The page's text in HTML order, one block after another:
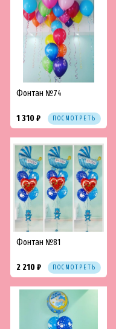
Фонтан №74
1 310 ₽ ПОСМОТРЕТЬ
Фонтан №81
2 210 ₽ ПОСМОТРЕТЬ